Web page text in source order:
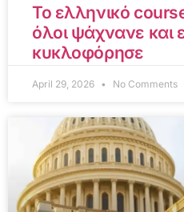
Το ελληνικό
όλοι ψάχνανε και
κυκλοφόρησε
April 29, 2026 No Comments